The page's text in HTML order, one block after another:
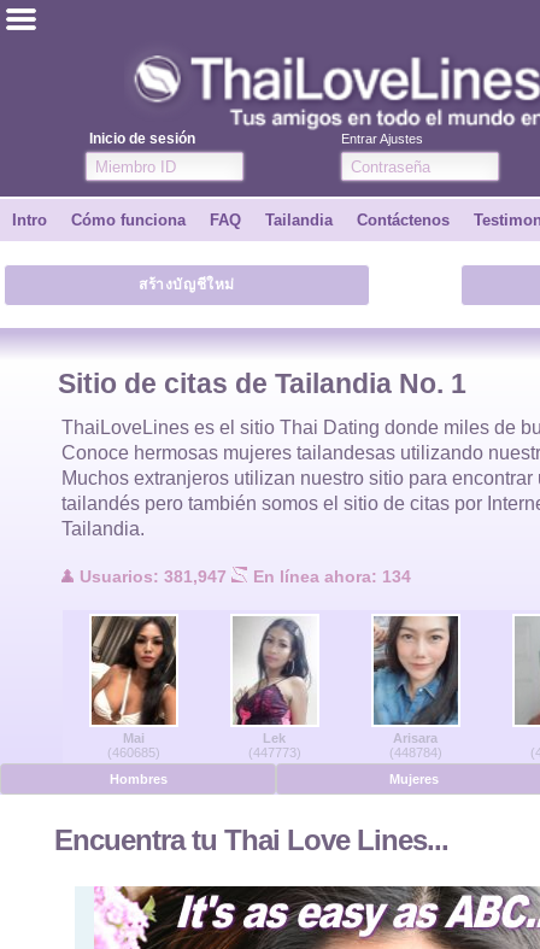
Inicio de sesión Entrar Ajustes
ไทย
Testimonios
Dile a un amigo
Intro
Contáctenos
Hombres en línea
Mujeres en línea
Español
Intro Cómo funciona FAQ Tailandia Contáctenos
สร้างบัญชีใหม่
Sitio de citas de Tailandia No. 1
ThaiLoveLines es el sitio Thai Dating donde miles de
Conoce hermosas mujeres tailandesas utilizando
Muchos extranjeros utilizan nuestro sitio para
tailandés pero también somos el sitio de citas por
Tailandia.
Usuarios: 381,947 En línea ahora: 134
Mai
(460685)
Lek
(447773)
Arisara
(448784)
Hombres
Mujeres
Encuentra tu Thai Love Lines...